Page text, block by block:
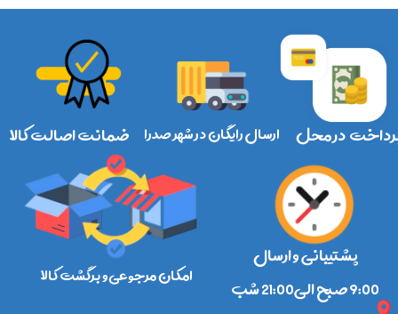
ارسال رایگان در شهر صدرا در محل
امکان مرجوعی و برگشت کالا
ضمانت اصالت کالا
پشتیبانی و ارسال
​​​​​​​9:00 صبح الی21:00 شب